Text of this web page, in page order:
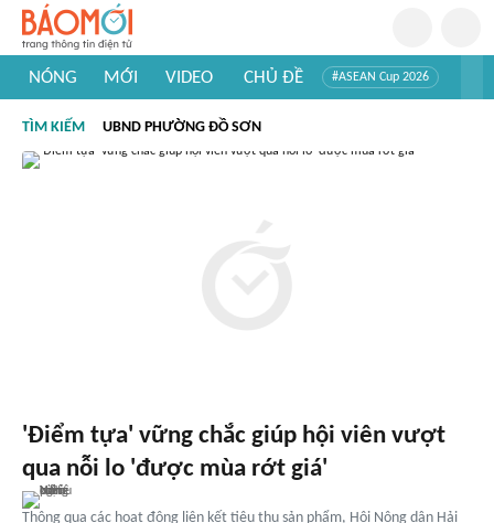
NÓNG MỚI VIDEO CHỦ ĐỀ #ASEAN Cup 2026
#Khám phá thế giới
TÌM KIẾM UBND PHƯỜNG ĐỒ SƠN
'Điểm tựa' vững chắc giúp hội viên vượt
qua nỗi lo 'được mùa rớt giá'
Thông qua các hoạt động liên kết tiêu thụ sản phẩm, Hội Nông dân Hải